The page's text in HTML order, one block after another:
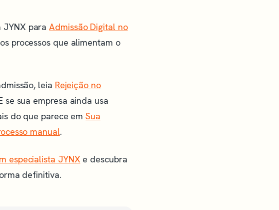
JYNX paraAdmissão Digital no
processos que alimentam o
leia Rejeição no
se sua empresa ainda usa
do que parece emSua
manual.
especialista JYNX e descubra
definitiva.